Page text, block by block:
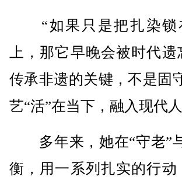
“如果只是把扎染锁
上，那它早晚会被时代
传承非遗的关键，不是固
艺“活”在当下，融入现代人
多年来，她在“守老”
衡，用一系列扎实的行动